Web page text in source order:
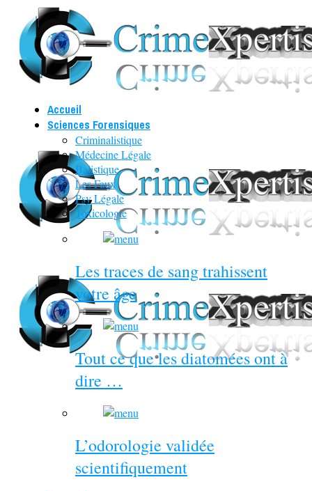
Accueil
Sciences Forensiques
Criminalistique
Médecine Légale
Balistique
Les Faux
Psy Légale
Toxicologie
Les traces de sang trahissent
votre âge
Tout ce que les diatomées ont à
dire …
L’odorologie validée
scientifiquement